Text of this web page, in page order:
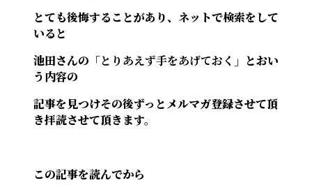
とても後悔することがあり、ネットで検索をして
いると
池田さんの 「とりあえず手をあげておく」 とおい
う内容の
記事を見つけその後ずっとメルマガ登録させて頂
き拝読させて頂きます。
この記事を読んでから